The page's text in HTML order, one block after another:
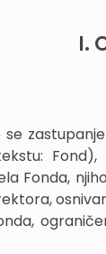
I.
Fonda,